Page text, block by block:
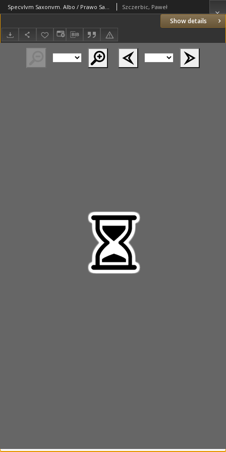
Show details
Specvlvm Saxonvm. Albo / Prawo Saskie y Maydeburskie / porządkiem obiecadła z łacińskich y niemieckich exemplarzow zebrane: a ??? na polski ięzyk [...] przełożone przez Pawla Szczerbicza [...] Szczerbic, Paweł